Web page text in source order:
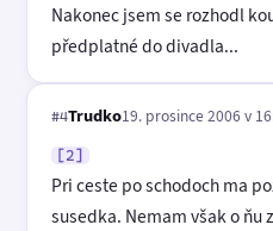
Nakonec jsem se rozhodl
předplatné do divadla...
#4Trudko19. prosince 2006 v
[2]
Pri ceste po schodoch ma
susedka. Nemam však o ňu